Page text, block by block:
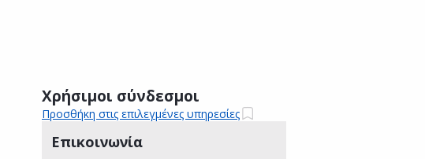
Χρήσιμοι σύνδεσμοι
Προσθήκη στις επιλεγμένες υπηρεσίες
Επικοινωνία